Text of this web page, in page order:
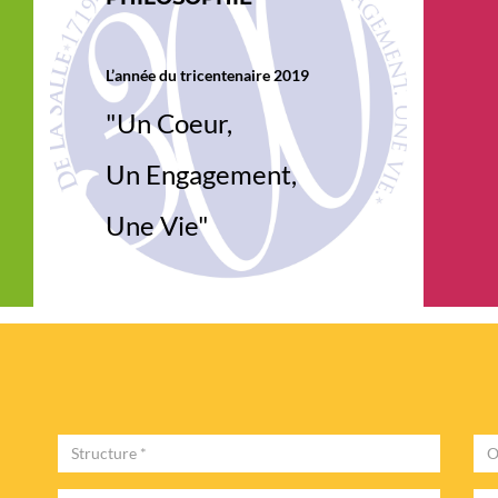
DIRECTE
vous régulièrement à votre
Ecole Directe, attention à votre
de connexion - profil "famille" - profil
Les informations sont différentes
chaque profil…
SUIVEZ NOTRE FACEBOOK
Suivez nous sur les réseaux sociaux
Facebook - Instagram - Twitter -
L’année du tricentenaire 2019
"Un Coeur,
Un Engagement,
Une Vie"
Structure